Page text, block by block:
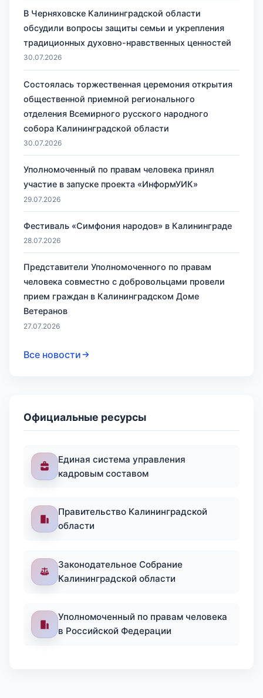
В Черняховске Калининградской области
обсудили вопросы защиты семьи и укрепления
традиционных духовно-нравственных ценностей
30.07.2026
Состоялась торжественная церемония открытия
общественной приемной регионального
отделения Всемирного русского народного
собора Калининградской области
30.07.2026
Уполномоченный по правам человека принял
участие в запуске проекта «ИнформУИК»
29.07.2026
Фестиваль «Симфония народов» в Калининграде
28.07.2026
Представители Уполномоченного по правам
человека совместно с добровольцами провели
прием граждан в Калининградском Доме
Ветеранов
27.07.2026
Все новости
Официальные ресурсы
Единая система управления
кадровым составом
Правительство Калининградской
области
Законодательное Собрание
Калининградской области
Уполномоченный по правам человека
в Российской Федерации